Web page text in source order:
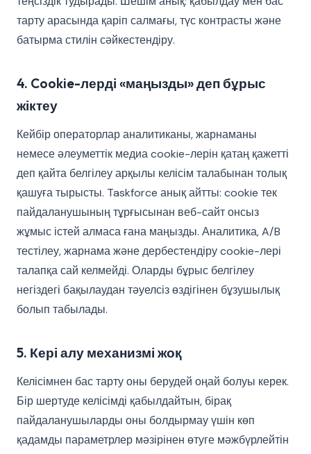
тарту арасында қаріп салмағы, түс контрасты және
батырма стилін сәйкестендіру.
4. Cookie-лерді «маңызды» деп бұрыс
жіктеу
Кейбір операторлар аналитиканы, жарнаманы
немесе әлеуметтік медиа cookie-лерін қатаң қажетті
деп қайта белгілеу арқылы келісім талабынан толық
қашуға тырысты. Taskforce анық айтты: cookie тек
пайдаланушының тұрғысынан веб-сайт онсыз
жұмыс істей алмаса ғана маңызды. Аналитика, A/B
тестілеу, жарнама және дербестендіру cookie-лері
талапқа сай келмейді. Оларды бұрыс белгілеу
негіздегі бақылаудан тәуелсіз өздігінен бұзушылық
болып табылады.
5. Кері алу механизмі жоқ
Келісімнен бас тарту оны берудей оңай болуы керек.
Бір шертуде келісімді қабылдайтын, бірақ
пайдаланушыларды оны болдырмау үшін көп
қадамды параметрлер мәзірінен өтуге мәжбүрлейтін